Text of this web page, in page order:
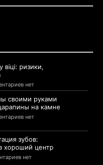
віці: ризики,
нет
своими руками
на камне
нет
зубов:
хороший центр
нет